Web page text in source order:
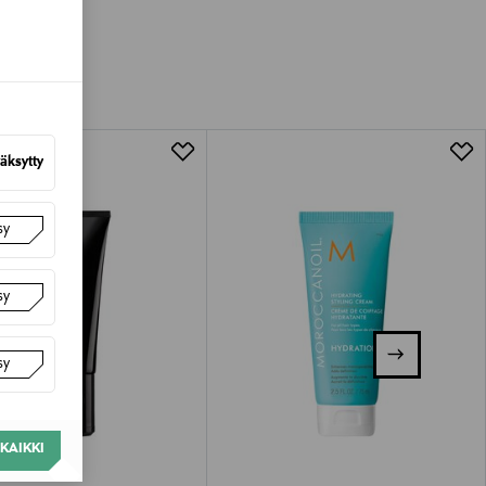
valittuun osoitteeseen.
tuotteen vastaanottamisesta.
tuotteen sinetin tulee olla ehjä.